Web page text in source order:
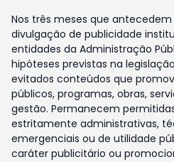
Nos três meses que
divulgação de publicidade
entidades da Administração
hipóteses previstas na
evitados conteúdos que
públicos, programas, obras,
gestão. Permanecem
estritamente administrativas,
emergenciais ou de utilidade
caráter publicitário ou